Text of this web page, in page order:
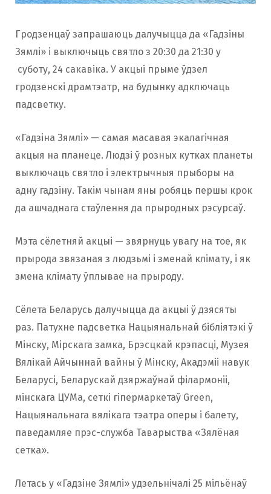
Гродзенцаў запрашаюць далучыцца да «Гадзіны
Зямлі» і выключыць святло з 20:30 да 21:30 у
суботу, 24 сакавіка. У акцыі прыме ўдзел
гродзенскі драмтэатр, на будынку адключаць
падсветку.
«Гадзіна Зямлі» — самая масавая экалагічная
акцыя на планеце. Людзі ў розных кутках планеты
выключаць святло і электрычныя прыборы на
адну гадзіну. Такім чынам яны робяць першы крок
да ашчаднага стаўлення да прыродных рэсурсаў.
Мэта сёлетняй акцыі — звярнуць увагу на тое, як
прырода звязаная з людзьмі і зменай клімату, і як
змена клімату ўплывае на прыроду.
Сёлета Беларусь далучыцца да акцыі ў дзясяты
раз. Патухне падсветка Нацыянальнай бібліятэкі ў
Мінску, Мірскага замка, Брэсцкай крэпасці, Музея
Вялікай Айчыннай вайны ў Мінску, Акадэміі навук
Беларусі, Беларускай дзяржаўнай філармоніі,
мінскага ЦУМа, сеткі гіпермаркетаў Green,
Нацыянальнага вялікага тэатра оперы і балету,
паведамляе прэс-служба Таварыства «Зялёная
сетка».
Летась у «Гадзіне Зямлі» удзельнічалі 25 мільёнаў